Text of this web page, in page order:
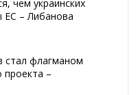
чем украинских
– Либанова
стал флагманом
проекта –